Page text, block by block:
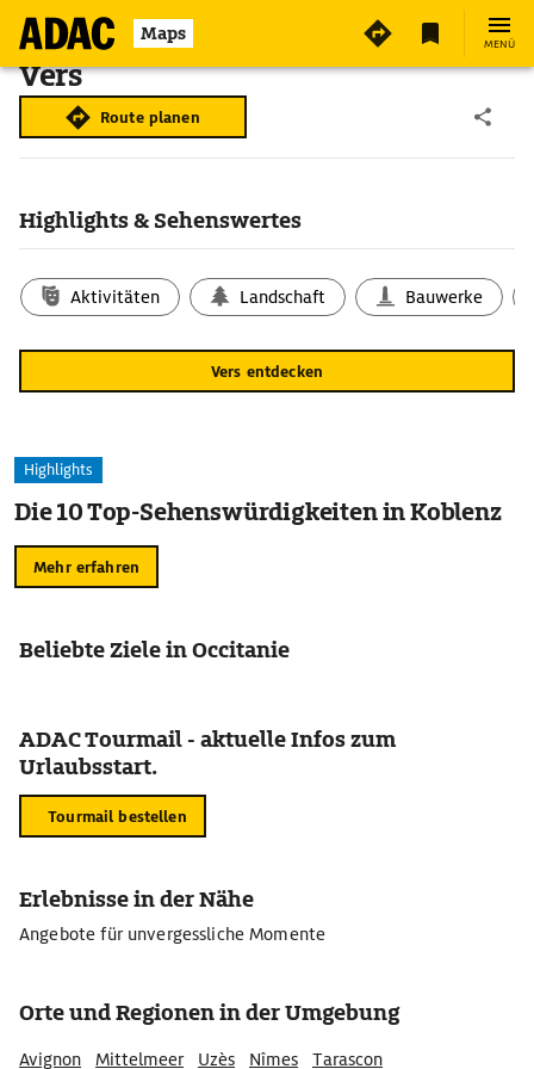
Maps MENÜ
Vers
Route planen
Highlights & Sehenswertes
Aktivitäten Landschaft Bauwerke
Vers entdecken
Highlights
Die 10 Top-Sehenswürdigkeiten in Koblenz
Mehr erfahren
Beliebte Ziele in Occitanie
ADAC Tourmail - aktuelle Infos zum
Urlaubsstart.
Tourmail bestellen
Erlebnisse in der Nähe
Angebote für unvergessliche Momente
Orte und Regionen in der Umgebung
Avignon Mittelmeer Uzès Nîmes Tarascon